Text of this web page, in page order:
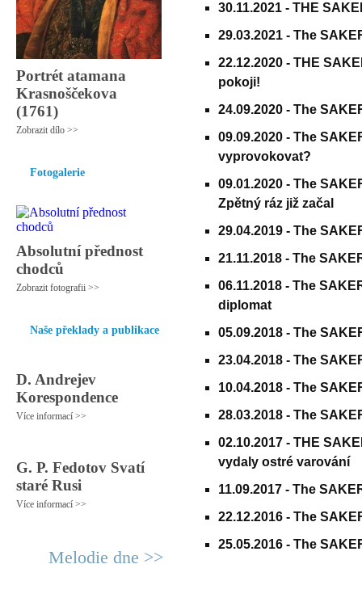
Portrét atamana
Krasnoščekova
(1761)
Zobrazit dílo >>
Fotogalerie
Absolutní přednost
chodců
Zobrazit fotografii >>
Naše překlady a publikace
D. Andrejev
Korespondence
Více informací >>
G. P. Fedotov Svatí
staré Rusi
Více informací >>
Melodie dne >>
30.11.2021 - THE
29.03.2021 - The
22.12.2020 - THE
pokoji!
24.09.2020 - The
09.09.2020 - The
vyprovokovat?
09.01.2020 - The
Zpětný ráz již začal
29.04.2019 - The
21.11.2018 - The
06.11.2018 - The
diplomat
05.09.2018 - The
23.04.2018 - The
10.04.2018 - The
28.03.2018 - The
02.10.2017 - THE
vydaly ostré varování
11.09.2017 - The
22.12.2016 - The
25.05.2016 - The